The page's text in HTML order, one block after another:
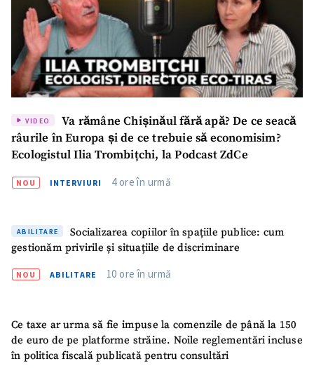
VIDEO
Va rămâne Chișinăul fără apă? De ce seacă
râurile în Europa și de ce trebuie să economisim?
Ecologistul Ilia Trombițchi, la Podcast ZdCe
NOU INTERVIURI 4 ore în urmă
ABILITARE
Socializarea copiilor în spațiile publice: cum
gestionăm privirile și situațiile de discriminare
NOU ABILITARE 10 ore în urmă
Ce taxe ar urma să fie impuse la comenzile de până la 150
de euro de pe platforme străine. Noile reglementări incluse
în politica fiscală publicată pentru consultări